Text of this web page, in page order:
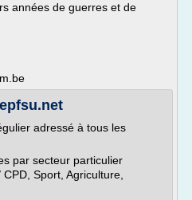
années de guerres et de
adressé à tous les
par secteur particulier
Sport, Agriculture,